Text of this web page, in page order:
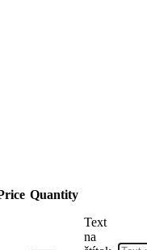
Quantity
Text
na